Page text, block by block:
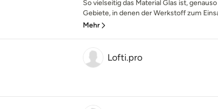
So vielseitig das Material Glas ist,
Gebiete, in denen der Werkstoff zum
Mehr
Lofti.pro